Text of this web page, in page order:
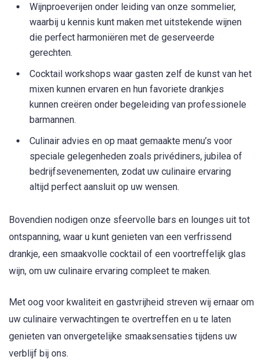
Wijnproeverijen onder leiding van onze sommelier,
waarbij u kennis kunt maken met uitstekende wijnen
die perfect harmoniëren met de geserveerde
gerechten.
Cocktail workshops waar gasten zelf de kunst van het
mixen kunnen ervaren en hun favoriete drankjes
kunnen creëren onder begeleiding van professionele
barmannen.
Culinair advies en op maat gemaakte menu’s voor
speciale gelegenheden zoals privédiners, jubilea of
bedrijfsevenementen, zodat uw culinaire ervaring
altijd perfect aansluit op uw wensen.
Bovendien nodigen onze sfeervolle bars en lounges uit tot
ontspanning, waar u kunt genieten van een verfrissend
drankje, een smaakvolle cocktail of een voortreffelijk glas
wijn, om uw culinaire ervaring compleet te maken.
Met oog voor kwaliteit en gastvrijheid streven wij ernaar om
uw culinaire verwachtingen te overtreffen en u te laten
genieten van onvergetelijke smaaksensaties tijdens uw
verblijf bij ons.